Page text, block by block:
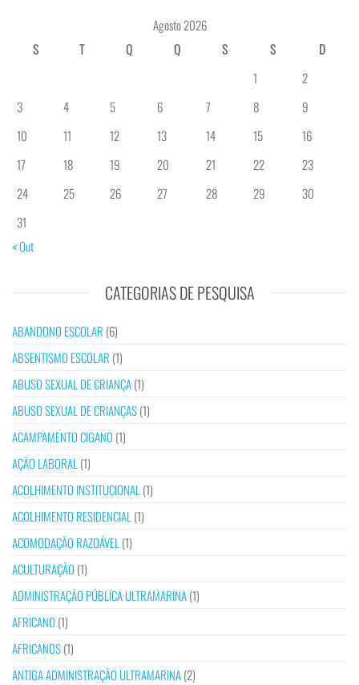
Agosto 2026
S
T Q Q S S
D
1
2
3
4 5 6 7 8
9
10
11 12 13 14 15
16
17
18 19 20 21 22
23
24
25 26 27 28 29
30
31
« Out
CATEGORIAS DE PESQUISA
ABANDONO ESCOLAR (6)
ABSENTISMO ESCOLAR (1)
ABUSO SEXUAL DE CRIANÇA(1)
ABUSO SEXUAL DE CRIANÇAS(1)
ACAMPAMENTO CIGANO (1)
AÇÃO LABORAL (1)
ACOLHIMENTO INSTITUCIONAL (1)
ACOLHIMENTO RESIDENCIAL (1)
ACOMODAÇÃO RAZOÁVEL (1)
ACULTURAÇÃO (1)
ADMINISTRAÇÃO PÚBLICA ULTRAMARINA(1)
AFRICANO (1)
AFRICANOS(1)
ANTIGA ADMINISTRAÇÃO ULTRAMARINA(2)